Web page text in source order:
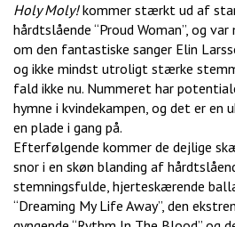
Holy Moly!kommer stærkt ud af
hårdtslående “Proud Woman”, og
om den fantastiske sanger Elin
og ikke mindst utroligt stærke
fald ikke nu. Nummeret har
hymne i kvindekampen, og det er en
en plade i gang på.
Efterfølgende kommer de dejlige
snor i en skøn blanding af
stemningsfulde, hjerteskærende
“Dreaming My Life Away”, den